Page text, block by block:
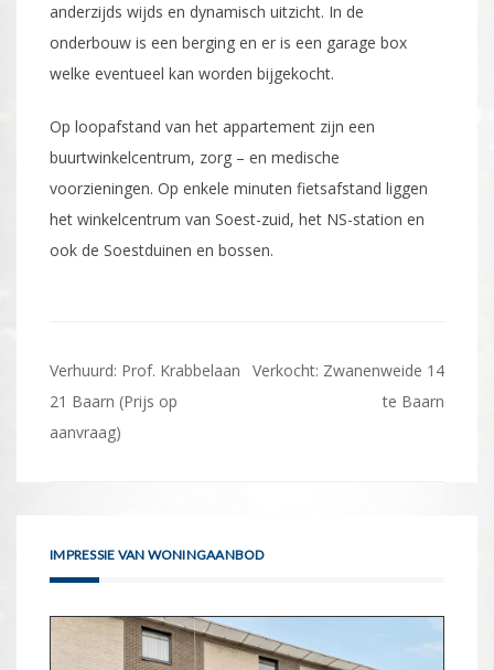
anderzijds wijds en dynamisch uitzicht. In de
onderbouw is een berging en er is een garage box
welke eventueel kan worden bijgekocht.
Op loopafstand van het appartement zijn een
buurtwinkelcentrum, zorg – en medische
voorzieningen. Op enkele minuten fietsafstand liggen
het winkelcentrum van Soest-zuid, het NS-station en
ook de Soestduinen en bossen.
Bericht
navigatie
Verhuurd: Prof. Krabbelaan
21 Baarn (Prijs op
aanvraag)
Verkocht: Zwanenweide 14
te Baarn
IMPRESSIE VAN WONINGAANBOD